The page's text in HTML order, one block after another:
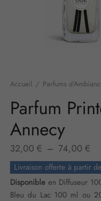
Accueil / Parfums
Parfum
Annecy
32,00 € – 74,00 €
à
Livraison offerte à partir
Disponible en Diffuseur
Bleu du Lac 100 ml ou